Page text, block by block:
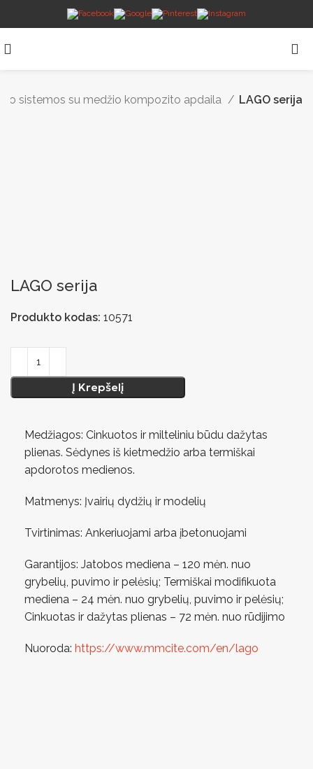
sistemos su medžio kompozito apdaila LAGO serija
LAGO serija
Produkto kodas: 10571
Į Krepšelį
Medžiagos: Cinkuotos ir milteliniu būdu dažytas
plienas. Sėdynes iš kietmedžio arba termiškai
apdorotos medienos.
Matmenys: Įvairių dydžių ir modelių
Tvirtinimas: Ankeriuojami arba įbetonuojami
Garantijos: Jatobos mediena – 120 mėn. nuo
grybelių, puvimo ir pelėsių; Termiškai modifikuota
mediena – 24 mėn. nuo grybelių, puvimo ir pelėsių;
Cinkuotas ir dažytas plienas – 72 mėn. nuo rūdijimo
Nuoroda: https://www.mmcite.com/en/lago